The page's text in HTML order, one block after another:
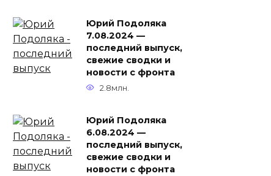
Юрий Подоляка
7.08.2024 —
последний выпуск,
свежие сводки и
новости с фронта
2.8млн.
Юрий Подоляка
6.08.2024 —
последний выпуск,
свежие сводки и
новости с фронта